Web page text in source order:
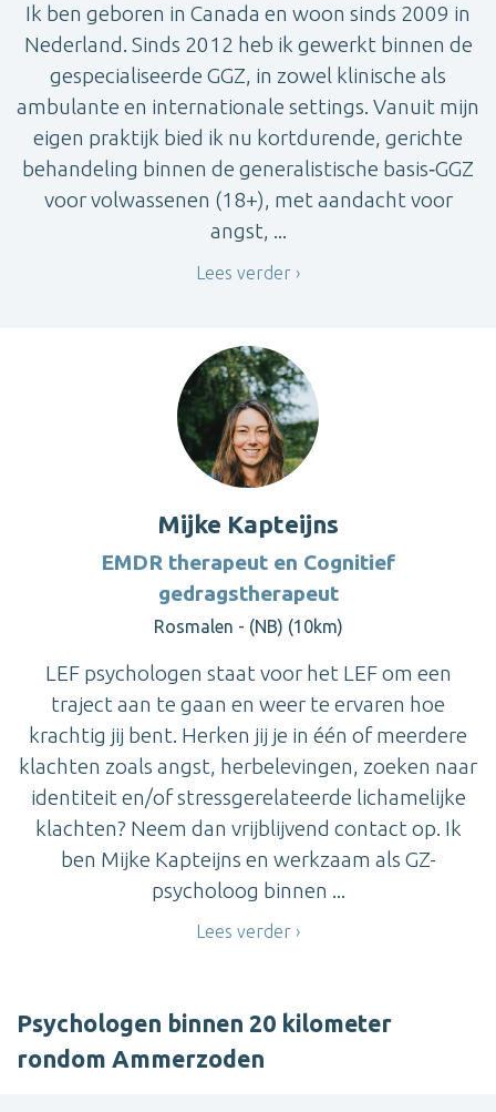
Ik ben geboren in Canada en woon sinds 2009 in
Nederland. Sinds 2012 heb ik gewerkt binnen de
gespecialiseerde GGZ, in zowel klinische als
ambulante en internationale settings. Vanuit mijn
eigen praktijk bied ik nu kortdurende, gerichte
behandeling binnen de generalistische basis‑GGZ
voor volwassenen (18+), met aandacht voor
angst, ...
Lees verder
Mijke Kapteijns
EMDR therapeut en Cognitief
gedragstherapeut
Rosmalen - (NB) (10km)
LEF psychologen staat voor het LEF om een
traject aan te gaan en weer te ervaren hoe
krachtig jij bent. Herken jij je in één of meerdere
klachten zoals angst, herbelevingen, zoeken naar
identiteit en/of stressgerelateerde lichamelijke
klachten? Neem dan vrijblijvend contact op. Ik
ben Mijke Kapteijns en werkzaam als GZ-
psycholoog binnen ...
Lees verder
Psychologen binnen 20 kilometer
rondom Ammerzoden